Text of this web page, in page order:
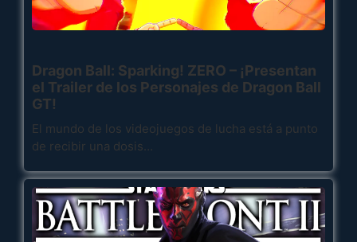
Dragon Ball: Sparking! ZERO – ¡Presentan
el Trailer de los Personajes de Dragon Ball
GT!
El mundo de los videojuegos de lucha está a punto
de recibir una dosis…